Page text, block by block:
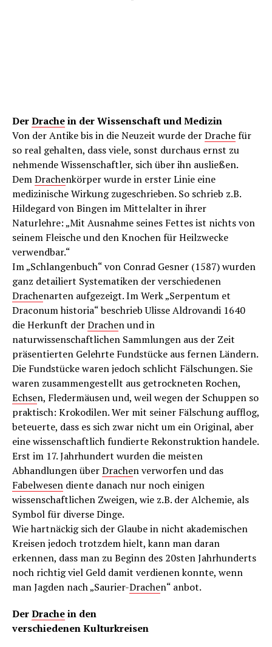
DerDrachein der Wissenschaft und Medizin
Von der Antike bis in die Neuzeit wurde derDrachefür
so real gehalten, dass viele, sonst durchaus ernst zu
nehmende Wissenschaftler, sich über ihn ausließen.
DemDrachenkörper wurde in erster Linie eine
medizinische Wirkung zugeschrieben. So schrieb z.B.
Hildegard von Bingen im Mittelalter in ihrer
Naturlehre: „Mit Ausnahme seines Fettes ist nichts von
seinem Fleische und den Knochen für Heilzwecke
verwendbar.“
Im „Schlangenbuch“ von Conrad Gesner (1587) wurden
ganz detailiert Systematiken der verschiedenen
Drachenarten aufgezeigt. Im Werk „Serpentum et
Draconum historia“ beschrieb Ulisse Aldrovandi 1640
die Herkunft derDrachen und in
naturwissenschaftlichen Sammlungen aus der Zeit
präsentierten Gelehrte Fundstücke aus fernen Ländern.
Die Fundstücke waren jedoch schlicht Fälschungen. Sie
waren zusammengestellt aus getrockneten Rochen,
Echsen, Fledermäusen und, weil wegen der Schuppen so
praktisch: Krokodilen. Wer mit seiner Fälschung aufflog,
beteuerte, dass es sich zwar nicht um ein Original, aber
eine wissenschaftlich fundierte Rekonstruktion handele.
Erst im 17. Jahrhundert wurden die meisten
Abhandlungen überDrachen verworfen und das
Fabelwesen diente danach nur noch einigen
wissenschaftlichen Zweigen, wie z.B. der Alchemie, als
Symbol für diverse Dinge.
Wie hartnäckig sich der Glaube in nicht akademischen
Kreisen jedoch trotzdem hielt, kann man daran
erkennen, dass man zu Beginn des 20sten Jahrhunderts
noch richtig viel Geld damit verdienen konnte, wenn
man Jagden nach „Saurier-Drachen“ anbot.
DerDrachein den
verschiedenen Kulturkreisen